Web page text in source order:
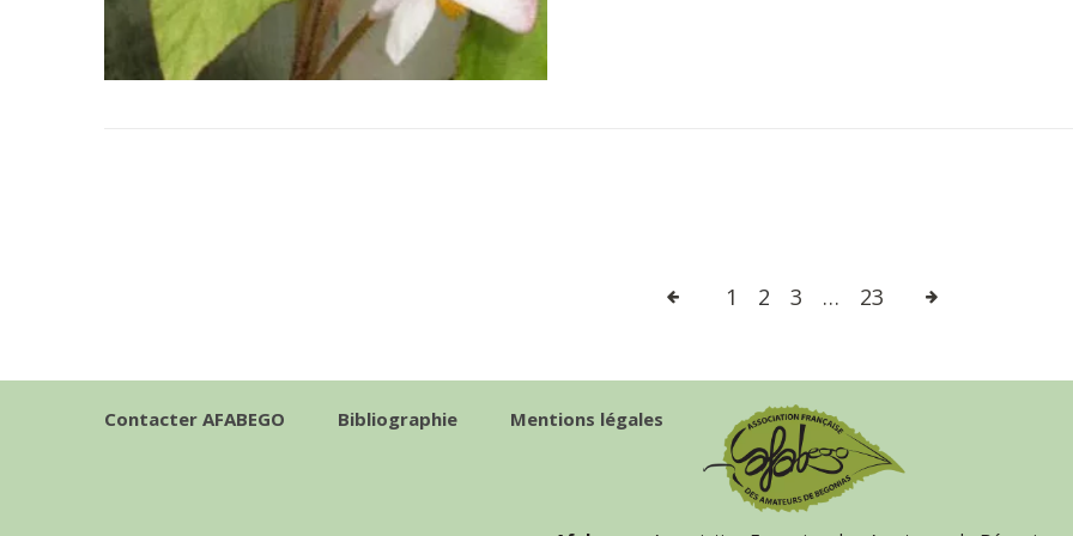
1 2 3 … 23
Contacter AFABEGO Bibliographie Mentions légales